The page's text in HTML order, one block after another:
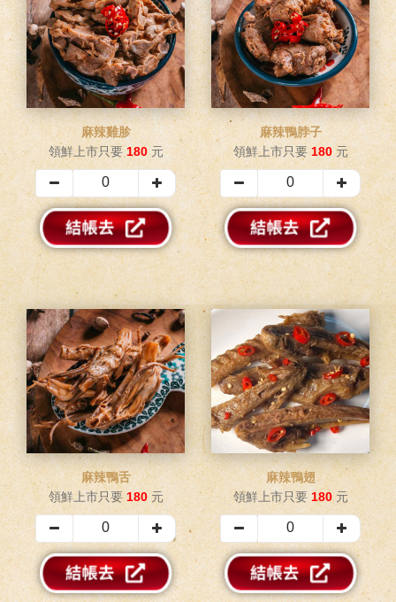
麻辣雞胗
領鮮上市只要180元
麻辣鴨脖子
領鮮上市只要180元
麻辣鴨舌
領鮮上市只要180元
麻辣鴨翅
領鮮上市只要 180元